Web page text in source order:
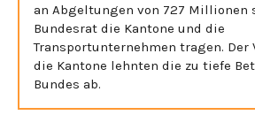
an Abgeltungen von 727 Millionen
Bundesrat die Kantone und die
Transportunternehmen tragen. Der
die Kantone lehnten die zu tiefe
Bundes ab.